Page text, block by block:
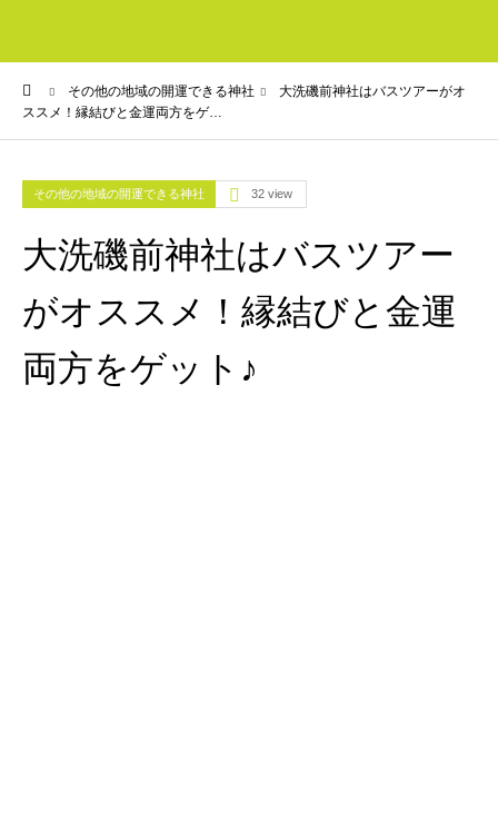
その他の地域の開運できる神社
大洗磯前神社はバスツアーがオ
ススメ！縁結びと金運両方をゲ…
その他の地域の開運できる神社 32 view
大洗磯前神社はバスツアー
がオススメ！縁結びと金運
両方をゲット♪